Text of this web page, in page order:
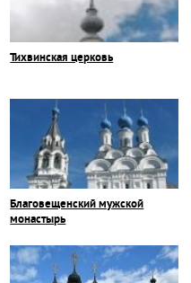
Тихвинская церковь
Благовещенский мужской
монастырь